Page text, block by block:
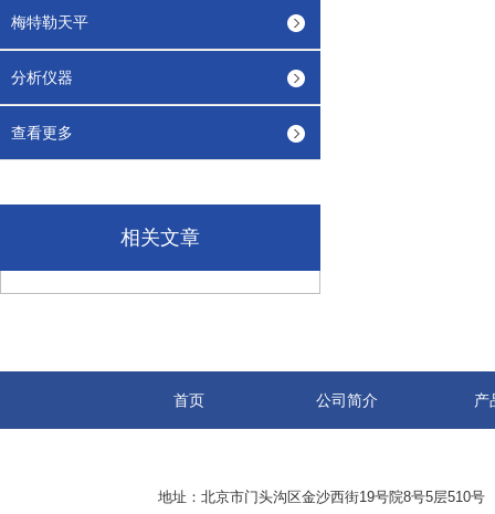
梅特勒天平
分析仪器
查看更多
相关文章
首页 公司简介 产
地址：北京市门头沟区金沙西街19号院8号5层510